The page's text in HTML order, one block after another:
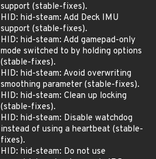
support (stable-fixes).
HID: hid-steam: Add Deck IMU
support (stable-fixes).
HID: hid-steam: Add gamepad-only
mode switched to by holding options
(stable-fixes).
HID: hid-steam: Avoid overwriting
smoothing parameter (stable-fixes).
HID: hid-steam: Clean up locking
(stable-fixes).
HID: hid-steam: Disable watchdog
instead of using a heartbeat (stable-
fixes).
HID: hid-steam: Do not use